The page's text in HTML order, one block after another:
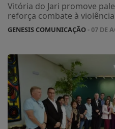
Vitória do Jari promove
reforça combate à
GENESIS COMUNICAÇÃO- 07 DE